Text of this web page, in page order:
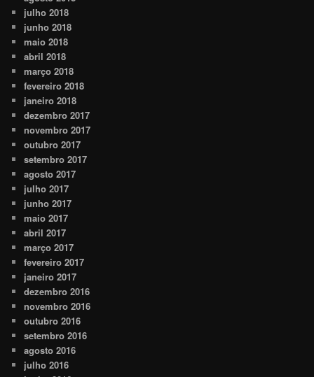
julho 2018
junho 2018
maio 2018
abril 2018
março 2018
fevereiro 2018
janeiro 2018
dezembro 2017
novembro 2017
outubro 2017
setembro 2017
agosto 2017
julho 2017
junho 2017
maio 2017
abril 2017
março 2017
fevereiro 2017
janeiro 2017
dezembro 2016
novembro 2016
outubro 2016
setembro 2016
agosto 2016
julho 2016